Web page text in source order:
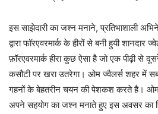
इस साझेदारी का जश्न मनाने, प्रतिभाशाली
द्वारा फॉरएवरमार्क के हीरों से बनी हुयी
फ़ॉरएवरमार्क हीरा कुछ ऐसा है जो एक पीढ़ी से
कसौटी पर खरा उतरेगा। ओम ज्वैलर्स शहर में
गहनों के बेहतरीन चयन की पेशकश करते है। ओम
अपने सहयोग का जश्न मनाते हुए इस अवसर का